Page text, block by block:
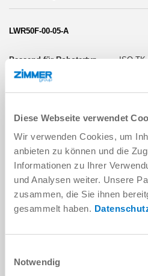
Diese Webseite verwendet
Wir verwenden Cookies, um
anbieten zu können und die
Informationen zu Ihrer
und Analysen weiter. Unsere
zusammen, die Sie ihnen
gesammelt haben.
Notwendig
LWR50F-00-05-A
ISO TK
IO-Link
LWR50F-00-06-A
ISO TK